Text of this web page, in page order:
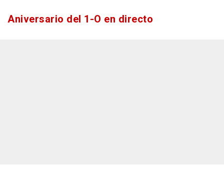
Aniversario del 1-O en directo